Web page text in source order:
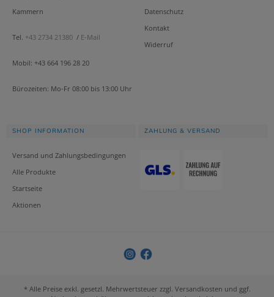
Kammern
Tel. +43 2734 21380 / E-Mail
Mobil: +43 664 196 28 20
Bürozeiten: Mo-Fr 08:00 bis 13:00 Uhr
Datenschutz
Kontakt
Widerruf
SHOP INFORMATION
Versand und Zahlungsbedingungen
Alle Produkte
Startseite
Aktionen
ZAHLUNG & VERSAND
* Alle Preise exkl. gesetzl. Mehrwertsteuer zzgl. Versandkosten und ggf.